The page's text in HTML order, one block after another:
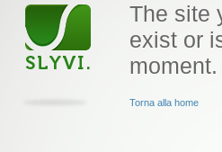
The site
exist or
moment.
Torna alla home